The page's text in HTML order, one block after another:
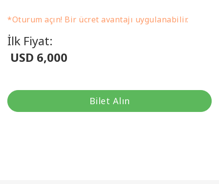
*Oturum açın! Bir ücret avantajı uygulanabilir.
İlk Fiyat:
USD 6,000
Bilet Alın